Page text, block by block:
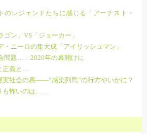
のレジェンドたちに感じる「アーチスト・
ン」VS「ジョーカー」
・ニーロの集大成「アイリッシュマン」
問題……2020年の幕開けに
正義と…
実社会の悪――“感染列島”の行方やいかに？
も怖いのは……